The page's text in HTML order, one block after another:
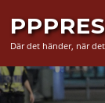
innehåll
Där det händer, när